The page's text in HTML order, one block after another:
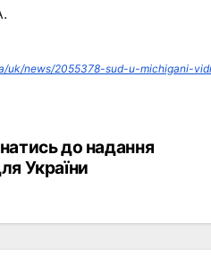
uk/news/2055378-sud-u-michigani-
до надання
України